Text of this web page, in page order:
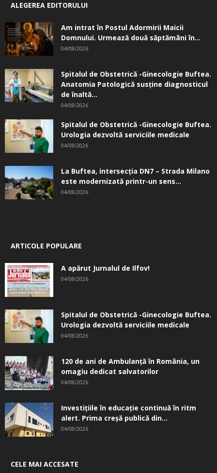
ALEGEREA EDITORULUI
Am intrat în Postul Adormirii Maicii
Domnului. Urmează două săptămâni în...
04/08/2026
Spitalul de Obstetrică -Ginecologie Buftea.
Anatomia Patologică susţine diagnosticul
de înaltă...
04/08/2026
Spitalul de Obstetrică -Ginecologie Buftea.
Urologia dezvoltă serviciile medicale
04/08/2026
La Buftea, intersecţia DN7 – Strada Milano
este modernizată printr-un sens...
04/08/2026
ARTICOLE POPULARE
A apărut Jurnalul de Ilfov!
04/08/2026
Spitalul de Obstetrică -Ginecologie Buftea.
Urologia dezvoltă serviciile medicale
04/08/2026
120 de ani de Ambulanță în România, un
omagiu dedicat salvatorilor
04/08/2026
Investițiile în educație continuă în ritm
alert. Prima creşă publică din...
04/08/2026
CELE MAI ACCESATE